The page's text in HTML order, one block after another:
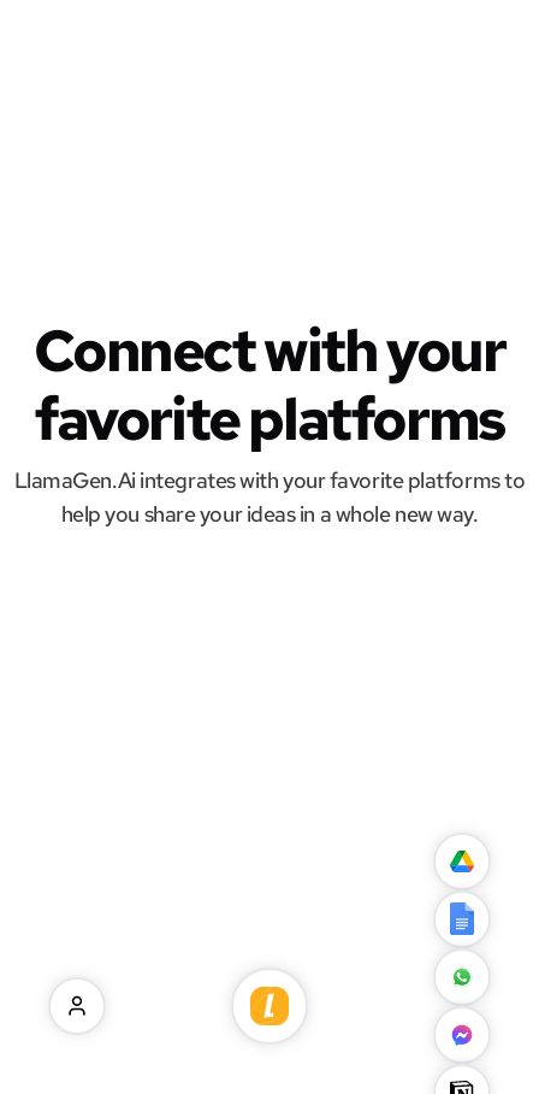
Connect with your
favorite platforms
LlamaGen.Ai integrates with your favorite platforms to
help you share your ideas in a whole new way.